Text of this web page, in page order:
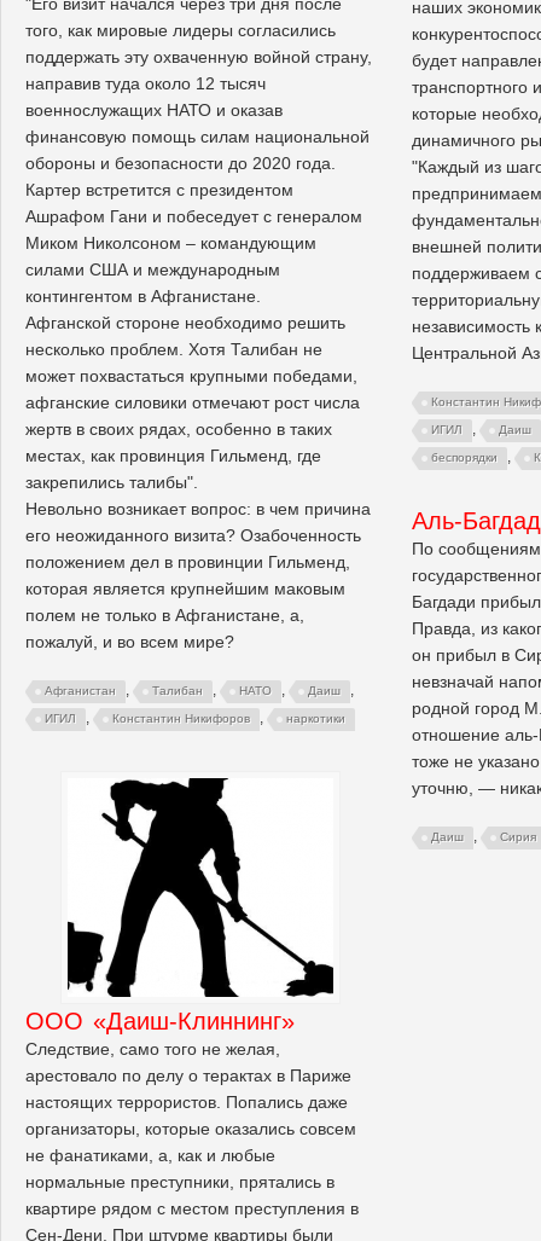
наших
будет
транспортного
которые
динамичного
"Каждый из
предпринимаем
внешней
поддерживаем
независимость
Центральной
Константин
ИГИЛ , Даиш
беспорядки ,
того, как мировые лидеры согласились
поддержать эту охваченную войной страну,
направив туда около 12 тысяч
военнослужащих НАТО и оказав
финансовую помощь силам национальной
обороны и безопасности до 2020 года.
Картер встретится с президентом
Ашрафом Гани и побеседует с генералом
Миком Николсоном – командующим
силами США и международным
контингентом в Афганистане.
Афганской стороне необходимо решить
несколько проблем. Хотя Талибан не
может похвастаться крупными победами,
афганские силовики отмечают рост числа
жертв в своих рядах, особенно в таких
местах, как провинция Гильменд, где
закрепились талибы".
Невольно возникает вопрос: в чем причина
его неожиданного визита? Озабоченность
положением дел в провинции Гильменд,
которая является крупнейшим маковым
полем не только в Афганистане, а,
пожалуй, и во всем мире?
Афганистан , Талибан , НАТО , Даиш ,
ИГИЛ , Константин Никифоров , наркотики
Аль-
По сообщениям
Багдади
Правда, из
он прибыл в
невзначай
родной город
отношение
тоже не
уточню, —
Даиш , Сирия
ООО «Даиш-Клиннинг»
Следствие, само того не желая,
арестовало по делу о терактах в Париже
настоящих террористов. Попались даже
организаторы, которые оказались совсем
не фанатиками, а, как и любые
нормальные преступники, прятались в
квартире рядом с местом преступления в
Сен-Дени. При штурме квартиры были